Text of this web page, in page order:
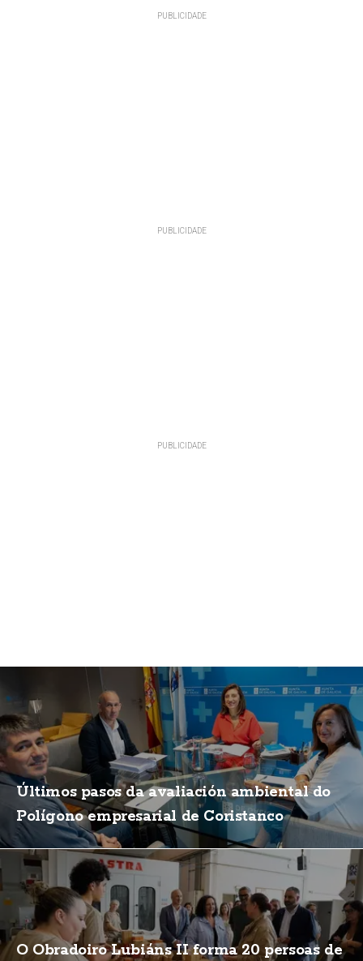
Últimos pasos da avaliación ambiental do
Polígono empresarial de Coristanco
O Obradoiro Lubiáns II forma 20 persoas de